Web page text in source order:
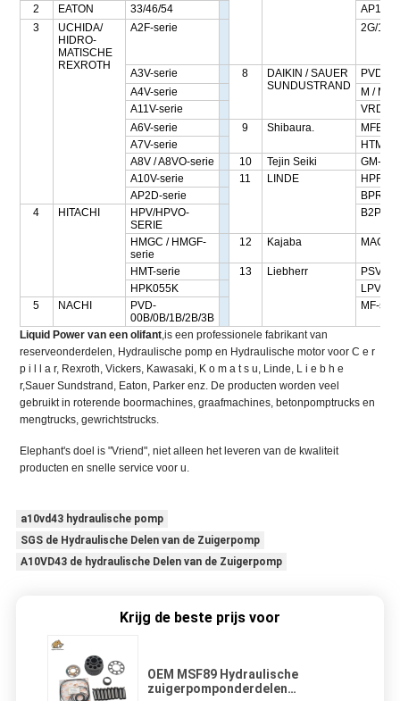
2
EATON 33/46/54
AP12/
3
UCHIDA/
HIDRO-
MATISCHE
REXROTH
A2F-serie 2G/
A3V-serie 8
DAIKIN / SAUER
SUNDUSTRAND
PVD-
A4V-serie
M /
A11V-serie
VRD-
A6V-serie
9 Shibaura.
MFB/
A7V-serie
HTM-
A8V / A8VO-serie
10 Tejin Seiki
GM-
A10V-serie
11 LINDE
HPR-
AP2D-serie
BPR-
4
HITACHI
HPV/HPVO-
SERIE
B2PV-
HMGC / HMGF-
serie
12 Kajaba MAG /
HMT-serie 13 Liebherr
PSV2-
HPK055K
LPVD-
5
NACHI
PVD-
00B/0B/1B/2B/3B
MF-
Liquid Power van een olifant,is een professionele fabrikant van
reserveonderdelen, Hydraulische pomp en Hydraulische motor voor C e r
p i l l a r, Rexroth, Vickers, Kawasaki, K o m a t s u, Linde, L i e b h e
r,Sauer Sundstrand, Eaton, Parker enz. De producten worden veel
gebruikt in roterende boormachines, graafmachines, betonpomptrucks en
mengtrucks, gewrichtstrucks.
Elephant's doel is "Vriend", niet alleen het leveren van de kwaliteit
producten en snelle service voor u.
a10vd43 hydraulische pomp
SGS de Hydraulische Delen van de Zuigerpomp
A10VD43 de hydraulische Delen van de Zuigerpomp
Krijg de beste prijs voor
OEM MSF89 Hydraulische
zuigerpomponderdelen